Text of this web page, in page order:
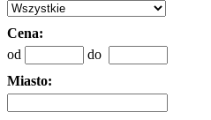
Cena:
od
do
Miasto: